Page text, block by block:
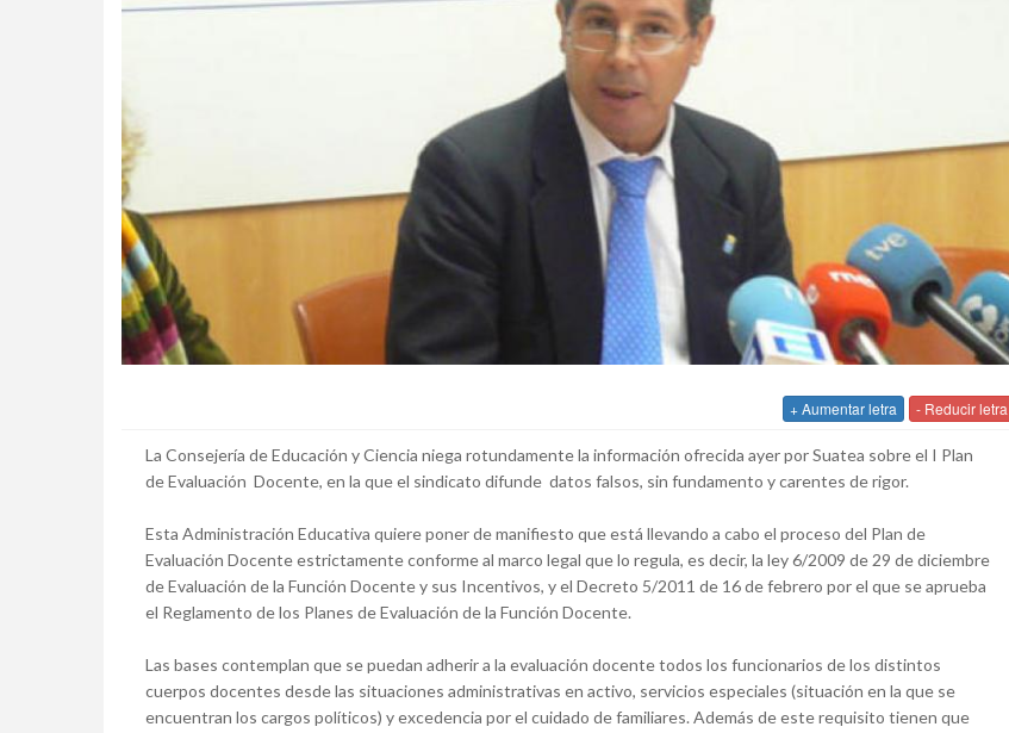
+ Aumentar letra - Reducir letra
La Consejería de Educación y Ciencia niega rotundamente la información ofrecida ayer por Suatea sobre el I Plan
de Evaluación Docente, en la que el sindicato difunde datos falsos, sin fundamento y carentes de rigor.
Esta Administración Educativa quiere poner de manifiesto que está llevando a cabo el proceso del Plan de
Evaluación Docente estrictamente conforme al marco legal que lo regula, es decir, la ley 6/2009 de 29 de diciembre
de Evaluación de la Función Docente y sus Incentivos, y el Decreto 5/2011 de 16 de febrero por el que se aprueba
el Reglamento de los Planes de Evaluación de la Función Docente.
Las bases contemplan que se puedan adherir a la evaluación docente todos los funcionarios de los distintos
cuerpos docentes desde las situaciones administrativas en activo, servicios especiales (situación en la que se
encuentran los cargos políticos) y excedencia por el cuidado de familiares. Además de este requisito tienen que